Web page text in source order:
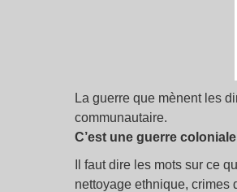
La guerre que mènent les
communautaire.
C’est une guerre
Il faut dire les mots sur ce
nettoyage ethnique, crimes